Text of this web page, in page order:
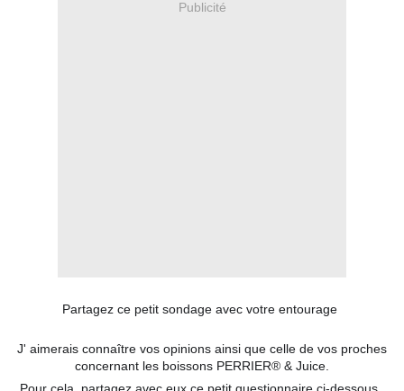
Publicité
Partagez ce petit sondage avec votre entourage
J' aimerais connaître vos opinions ainsi que celle de vos proches
concernant les boissons PERRIER® & Juice.